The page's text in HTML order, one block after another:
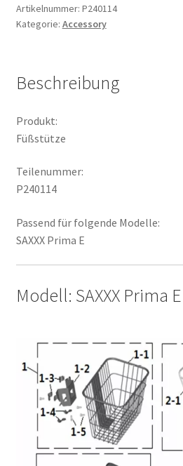
Artikelnummer: P240114
Kategorie: Accessory
Beschreibung
Produkt:
Füßstütze
Teilenummer:
P240114
Passend für folgende Modelle:
SAXXX Prima E
Modell: SAXXX Prima E